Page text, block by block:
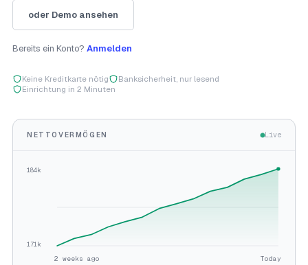
oder Demo ansehen
Bereits ein Konto? Anmelden
Keine Kreditkarte nötig
Banksicherheit, nur lesend
Einrichtung in 2 Minuten
NETTOVERMÖGEN Live
184k
171k
2 weeks ago Today